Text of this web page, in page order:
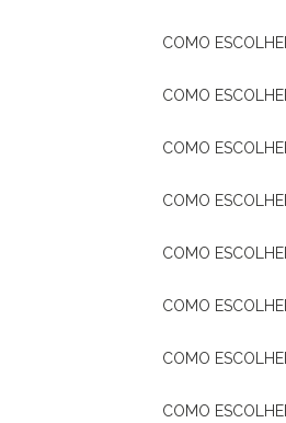
COMO
COMO
COMO
COMO
COMO
COMO
COMO
COMO